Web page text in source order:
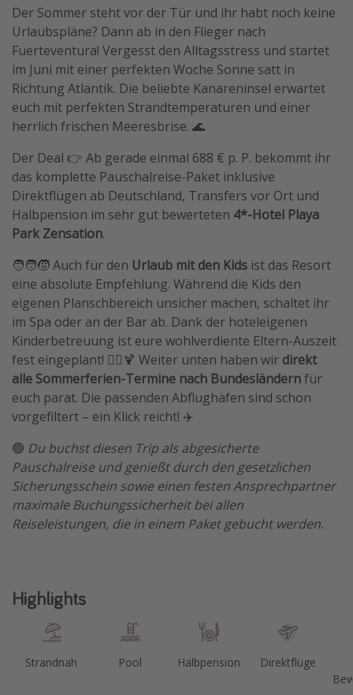
Weitere Themen
Reise Journal
Familienurlaub in der Türkei
Rundreisen in Thailand
Bahnreisen in der Schweiz
Reisepassfreie Reiseziele
Travel Know How
Silvesterreisen
Last Minute Urlaub Mallorca
Last Minute Urlaub Deutschland
Der Sommer steht vor der Tür und ihr habt noch keine
Urlaubspläne? Dann ab in den Flieger nach
Fuerteventura! Vergesst den Alltagsstress und startet
im Juni mit einer perfekten Woche Sonne satt in
Richtung Atlantik. Die beliebte Kanareninsel erwartet
euch mit perfekten Strandtemperaturen und einer
herrlich frischen Meeresbrise. 🌊
Der Deal 👉 Ab gerade einmal 688 € p. P. bekommt ihr
das komplette Pauschalreise-Paket inklusive
Direktflügen ab Deutschland, Transfers vor Ort und
Halbpension im sehr gut bewerteten 4*-Hotel Playa
Park Zensation.
🧑‍🧑‍🧒 Auch für den Urlaub mit den Kids ist das Resort
eine absolute Empfehlung. Während die Kids den
eigenen Planschbereich unsicher machen, schaltet ihr
im Spa oder an der Bar ab. Dank der hoteleigenen
Kinderbetreuung ist eure wohlverdiente Eltern-Auszeit
fest eingeplant! 🧘‍♂️🍹 Weiter unten haben wir direkt
alle Sommerferien-Termine nach Bundesländernfür
euch parat. Die passenden Abflughäfen sind schon
vorgefiltert – ein Klick reicht! ✈️
🟢 Du buchst diesen Trip als abgesicherte
Pauschalreise und genießt durch den gesetzlichen
Sicherungsschein sowie einen festen Ansprechpartner
maximale Buchungssicherheit bei allen
Reiseleistungen, die in einem Paket gebucht werden.
Highlights
Strandnah Pool Halbpension
Direktflüge